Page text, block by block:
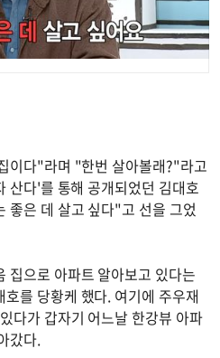
이다"라며 "한번 살아볼래?"라고
산다'를 통해 공개되었던 김대호
좋은 데 살고 싶다"고 선을 그었
집으로 아파트 알아보고 있다는
를 당황케 했다. 여기에 주우재
다가 갑자기 어느날 한강뷰 아파
갔다.